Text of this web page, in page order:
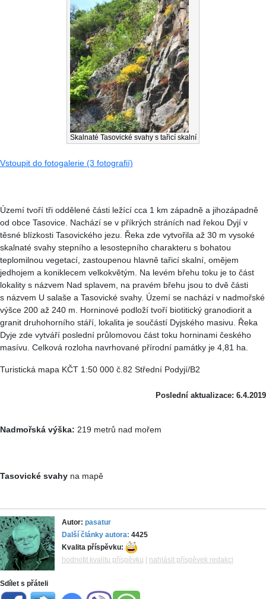
Skalnaté Tasovické svahy s tařicí skalní
Vstoupit do fotogalerie (3 fotografií)
Území tvoří tři oddělené části ležící cca 1 km západně a jihozápadně
od obce Tasovice. Nachází se v příkrých stráních nad řekou Dyjí v
těsné blízkosti Tasovického jezu. Řeka zde vytvořila až 30 m vysoké
skalnaté svahy stepního a lesostepního charakteru s bohatou
teplomilnou vegetací, zastoupenou hlavně tařicí skalní, omějem
jedhojem a koniklecem velkokvětým. Na levém břehu toku je to část
lokality s názvem Nad splavem, na pravém břehu jsou to dvě části
s názvem U salaše a Tasovické svahy. Území se nachází v nadmořské
výšce 200 až 240 m. Horninové podloží tvoří biotitický granodiorit a
granit druhohorního stáří, lokalita je součástí Dyjského masivu. Řeka
Dyje zde vytváří poslední průlomovou část toku horninami českého
masívu. Celková rozloha navrhované přírodní památky je 4,81 ha.
Turistická mapa KČT 1:50 000 č.82 Střední Podyjí/B2
Poslední aktualizace: 6.4.2019
Nadmořská výška: 219 metrů nad mořem
Tasovické svahy na mapě
Autor: pasatur
Další články autora: 4425
Kvalita příspěvku:
hodnotit kvalitu příspěvku
nahlásit příspěvek redakci
Sdílet s přáteli